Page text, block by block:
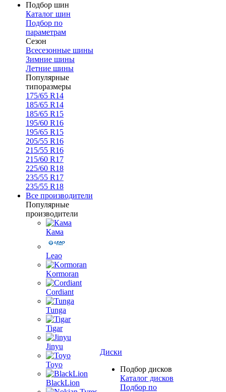
Подбор шин
Каталог шин
Подбор по
параметрам
Сезон
Всесезонные шины
Зимние шины
Летние шины
Популярные
типоразмеры
175/65 R14
185/65 R14
185/65 R15
195/60 R16
195/65 R15
205/55 R16
215/55 R16
215/60 R17
225/60 R18
235/55 R17
235/55 R18
Все производители
Популярные
производители
Кама
Leao
Kormoran
Cordiant
Tunga
Tigar
Jinyu
Toyo
BlackLion
Диски
Подбор дисков
Каталог дисков
Подбор по